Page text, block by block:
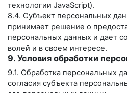
технологии JavaScript).
8.4. Субъект персональных
принимает решение о
персональных данных и дает
волей и в своем интересе.
9. Условия обработки
9.1. Обработка персональных
согласия субъекта